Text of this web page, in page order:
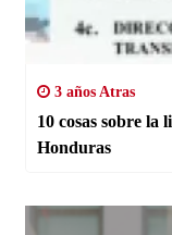
3 años Atras
10 cosas sobre la
Honduras